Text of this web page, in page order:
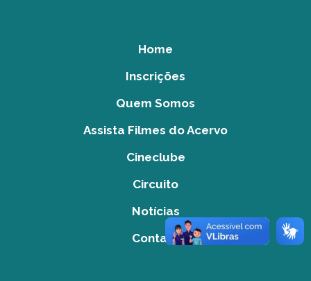
Home
Inscrições
Quem Somos
Assista Filmes do Acervo
Cineclube
Circuito
Notícias
Contato